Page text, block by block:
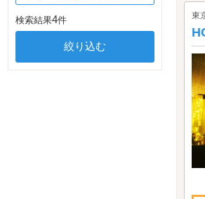
東
検索結果4件